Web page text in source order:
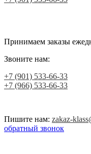
Принимаем заказы
Звоните нам:
+7 (901) 533-66-33
+7 (966) 533-66-33
Пишите нам: zakaz-
обратный звонок